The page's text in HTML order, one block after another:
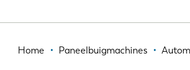
Kruimelpad
Home Paneelbuigmachines